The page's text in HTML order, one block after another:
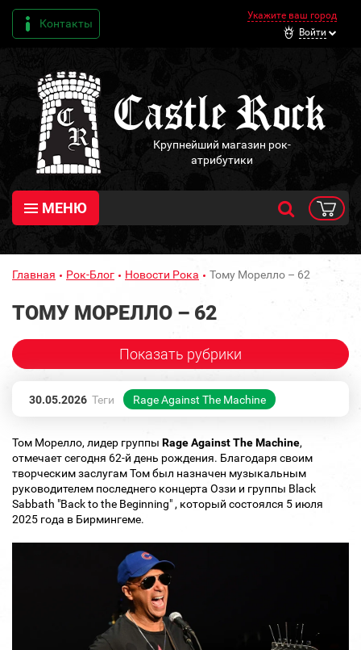
Контакты
Укажите ваш город
Войти
Крупнейший магазин рок-
атрибутики
МЕНЮ
Главная Рок-Блог Новости Рока Тому Морелло – 62
ТОМУ МОРЕЛЛО – 62
Показать рубрики
30.05.2026 Теги Rage Against The Machine
Том Морелло, лидер группы Rage Against The Machine,
отмечает сегодня 62-й день рождения. Благодаря своим
творческим заслугам Том был назначен музыкальным
руководителем последнего концерта Оззи и группы Black
Sabbath "Back to the Beginning" , который состоялся 5 июля
2025 года в Бирмингеме.